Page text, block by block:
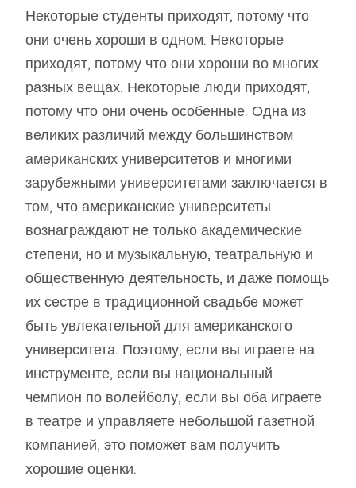
Некоторые студенты приходят, потому что
они очень хороши в одном. Некоторые
приходят, потому что они хороши во многих
разных вещах. Некоторые люди приходят,
потому что они очень особенные. Одна из
великих различий между большинством
американских университетов и многими
зарубежными университетами заключается в
том, что американские университеты
вознаграждают не только академические
степени, но и музыкальную, театральную и
общественную деятельность, и даже помощь
их сестре в традиционной свадьбе может
быть увлекательной для американского
университета. Поэтому, если вы играете на
инструменте, если вы национальный
чемпион по волейболу, если вы оба играете
в театре и управляете небольшой газетной
компанией, это поможет вам получить
хорошие оценки.